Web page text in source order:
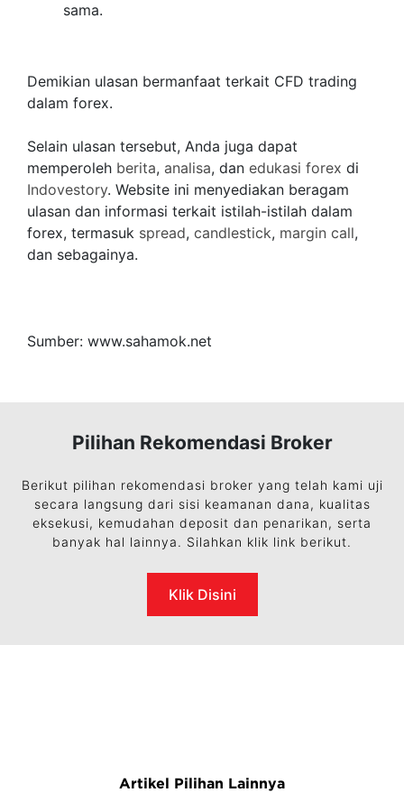
sama.
Demikian ulasan bermanfaat terkait CFD trading
dalam forex.
Selain ulasan tersebut, Anda juga dapat
memperoleh berita, analisa, dan edukasi forex di
Indovestory. Website ini menyediakan beragam
ulasan dan informasi terkait istilah-istilah dalam
forex, termasuk spread, candlestick, margin call,
dan sebagainya.
Sumber: www.sahamok.net
Pilihan Rekomendasi Broker
Berikut pilihan rekomendasi broker yang telah kami uji
secara langsung dari sisi keamanan dana, kualitas
eksekusi, kemudahan deposit dan penarikan, serta
banyak hal lainnya. Silahkan klik link berikut.
Klik Disini
Artikel Pilihan Lainnya